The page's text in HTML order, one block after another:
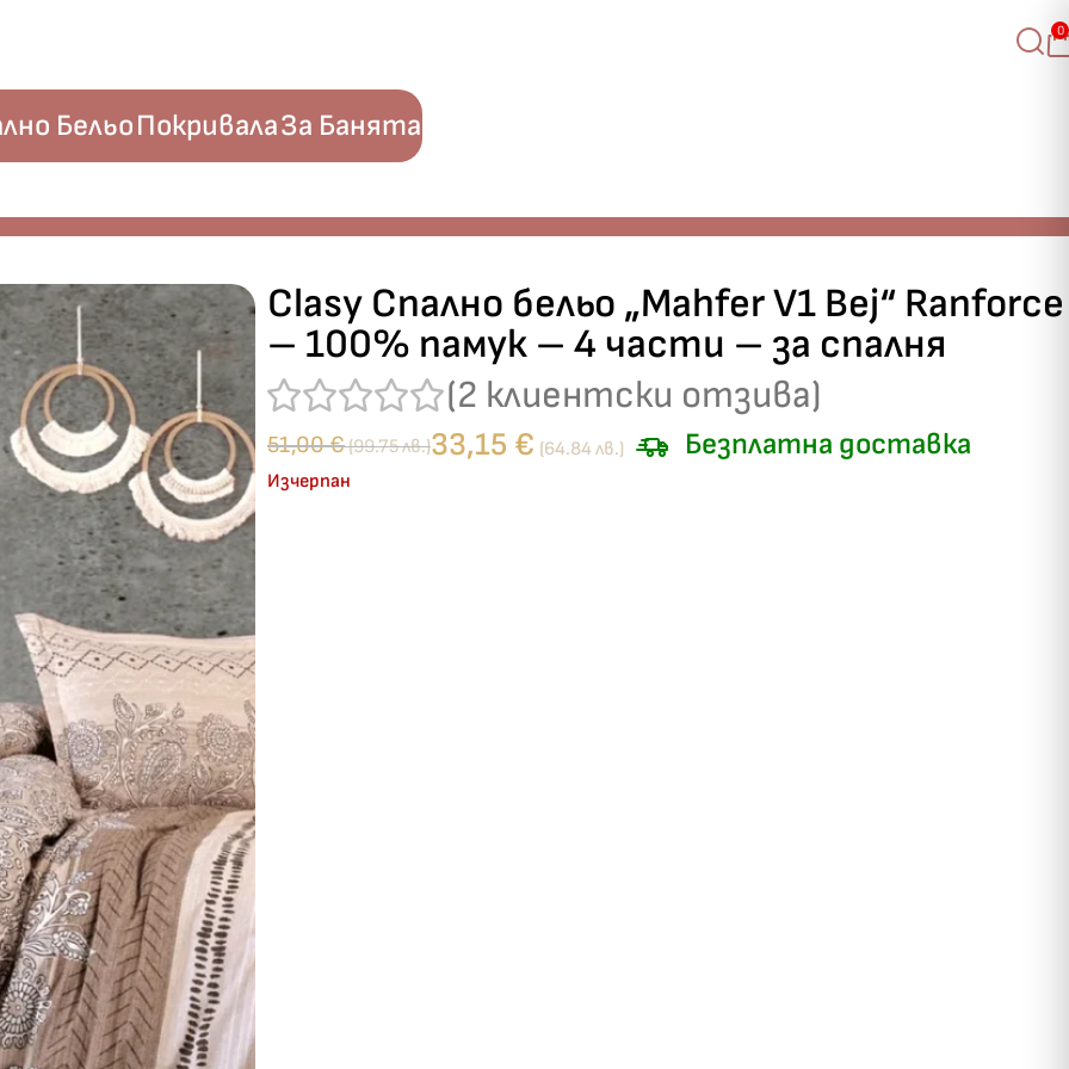
0
БельоПокривалаЗа Банята
Clasy Спално бельо „Mahfer V1 Bej“ Ranforce
– 100% памук – 4 части – за спалня
(2 клиентски отзива)
51,00€(99.75 лв.)33,15 € (64.84 лв.) Безплатна доставка
Изчерпан